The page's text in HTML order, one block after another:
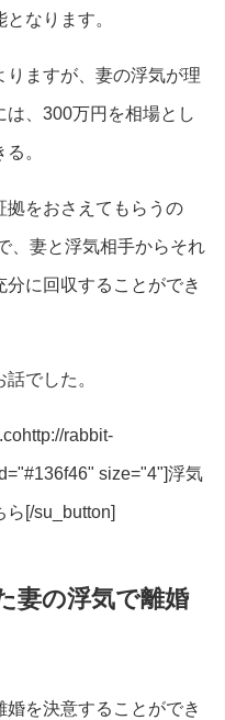
なります。
ますが、妻の浮気が理
、300万円を相場とし
。
拠をおさえてもらうの
、妻と浮気相手からそれ
に回収することができ
でした。
rabbit-
size="4"]浮気
[/su_button]
妻の浮気で離婚
を決意することができ